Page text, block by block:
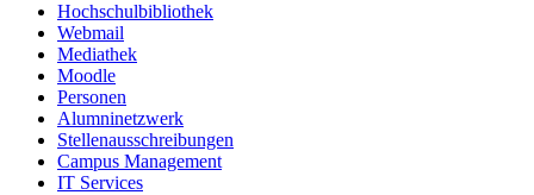
Hochschulbibliothek
Webmail
Mediathek
Moodle
Personen
Alumninetzwerk
Stellenausschreibungen
Campus Management
IT Services